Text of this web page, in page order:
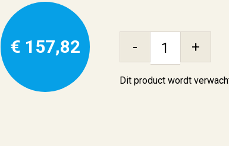
€ 157,82 - +
Dit product wordt